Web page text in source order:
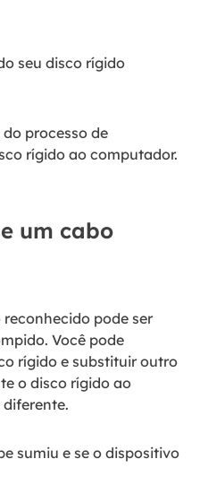
seu disco rígido
processo de
rígido ao computador.
um cabo
pode ser
Você pode
rígido e substituir outro
o disco rígido ao
sumiu e se o dispositivo